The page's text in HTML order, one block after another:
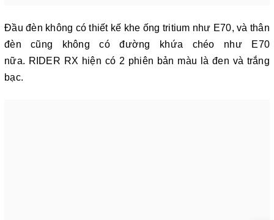
Đầu đèn không có thiết kế khe ống tritium như E70, và thân
đèn cũng không có đường khứa chéo như E70
nữa. RIDER RX hiện có 2 phiên bản màu là đen và trắng
bạc.